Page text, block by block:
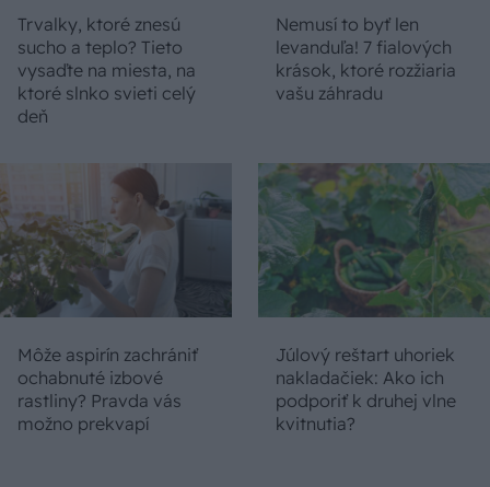
Trvalky, ktoré znesú
sucho a teplo? Tieto
vysaďte na miesta, na
ktoré slnko svieti celý
deň
Nemusí to byť len
levanduľa! 7 fialových
krások, ktoré rozžiaria
vašu záhradu
Môže aspirín zachrániť
ochabnuté izbové
rastliny? Pravda vás
možno prekvapí
Júlový reštart uhoriek
nakladačiek: Ako ich
podporiť k druhej vlne
kvitnutia?